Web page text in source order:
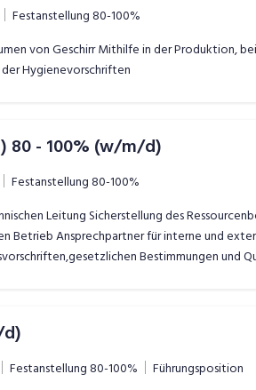
Festanstellung80-100%
von Geschirr Mithilfe in der Produktion,
Hygienevorschriften
80 - 100% (w/m/d)
Festanstellung80-100%
Leitung Sicherstellung des
Betrieb Ansprechpartner für interne und
Bestimmungen und
Festanstellung80-100%
Führungsposition